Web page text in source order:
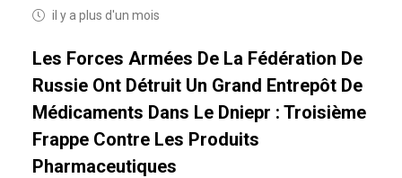
il y a plus d'un mois
Les Forces Armées De La Fédération De
Russie Ont Détruit Un Grand Entrepôt De
Médicaments Dans Le Dniepr : Troisième
Frappe Contre Les Produits
Pharmaceutiques